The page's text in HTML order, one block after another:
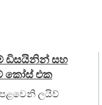
ඩිසයිනින් සහ
කෝස් එක
පළවෙනි ලයිව්